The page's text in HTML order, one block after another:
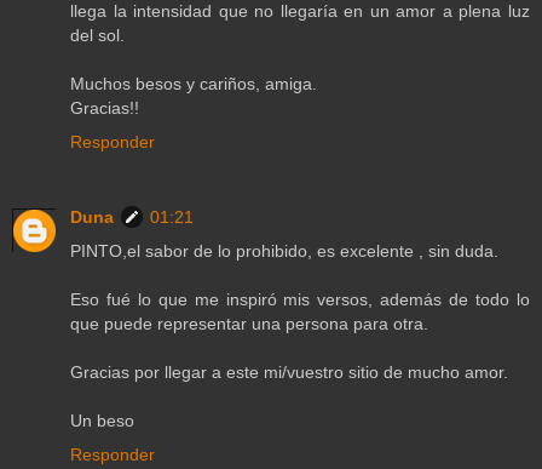
llega la intensidad que no llegaría en un amor a plena luz
del sol.
Muchos besos y cariños, amiga.
Gracias!!
Responder
Duna
01:21
PINTO,el sabor de lo prohibido, es excelente , sin duda.
Eso fué lo que me inspiró mis versos, además de todo lo
que puede representar una persona para otra.
Gracias por llegar a este mi/vuestro sitio de mucho amor.
Un beso
Responder